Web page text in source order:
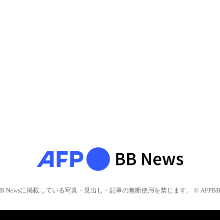
Newsに掲載している写真・見出し・記事の無断使用を禁じます。 © AFPBB